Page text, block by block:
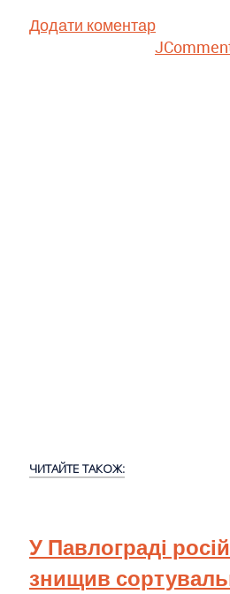
Додати коментар
ЧИТАЙТЕ ТАКОЖ:
У Павлограді
знищив